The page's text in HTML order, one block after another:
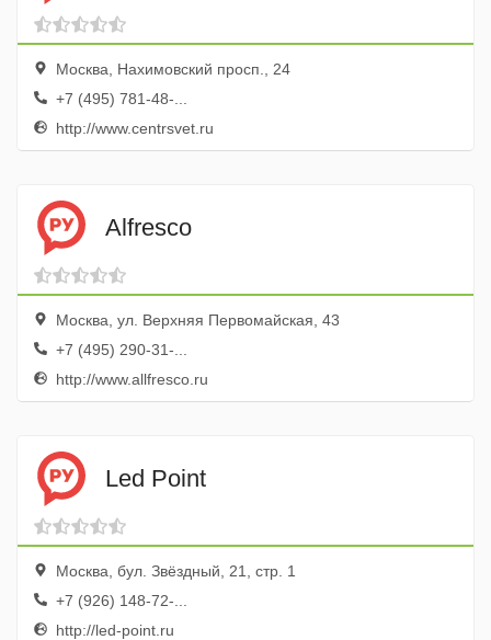
Москва, Нахимовский просп., 24
+7 (495) 781-48-...
http://www.centrsvet.ru
Alfresco
Москва, ул. Верхняя Первомайская, 43
+7 (495) 290-31-...
http://www.allfresco.ru
Led Point
Москва, бул. Звёздный, 21, стр. 1
+7 (926) 148-72-...
http://led-point.ru